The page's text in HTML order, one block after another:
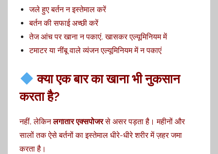
जले हुए बर्तन न इस्तेमाल करें
बर्तन की सफाई अच्छी करें
तेज आंच पर खाना न पकाएं, खासकर एल्यूमिनियम में
टमाटर या नींबू वाले व्यंजन एल्यूमिनियम में न पकाएं
क्या एक बार का खाना भी नुकसान
करता है?
नहीं, लेकिनलगातार एक्सपोजरसे असर पड़ता है। महीनों और
सालों तक ऐसे बर्तनों का इस्तेमाल धीरे-धीरे शरीर में ज़हर जमा
करता है।